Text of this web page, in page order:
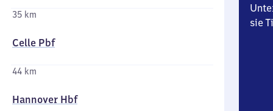
35 km
Celle Pbf
44 km
Hannover Hbf
sie